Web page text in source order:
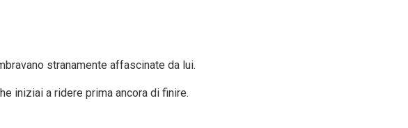
stranamente affascinate da lui.
iniziai a ridere prima ancora di finire.